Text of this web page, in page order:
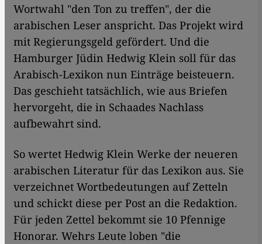
Wortwahl "den Ton zu treffen", der die
arabischen Leser anspricht. Das Projekt wird
mit Regierungsgeld gefördert. Und die
Hamburger Jüdin Hedwig Klein soll für das
Arabisch-Lexikon nun Einträge beisteuern.
Das geschieht tatsächlich, wie aus Briefen
hervorgeht, die in Schaades Nachlass
aufbewahrt sind.
So wertet Hedwig Klein Werke der neueren
arabischen Literatur für das Lexikon aus. Sie
verzeichnet Wortbedeutungen auf Zetteln
und schickt diese per Post an die Redaktion.
Für jeden Zettel bekommt sie 10 Pfennige
Honorar. Wehrs Leute loben "die